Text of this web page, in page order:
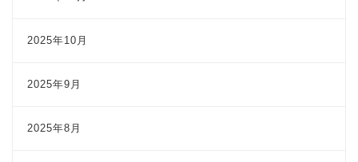
2025年10月
2025年9月
2025年8月